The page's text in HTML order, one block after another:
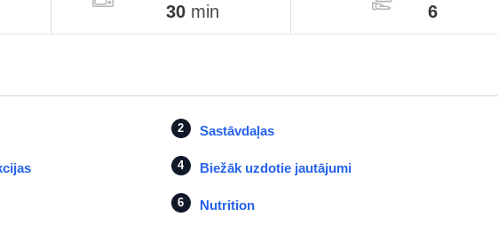
30min 6
Sastāvdaļas
Biežāk uzdotie jautājumi
Nutrition